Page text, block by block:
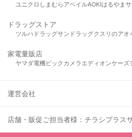
ユニクロ しまむら アベイルAOKIはるやま
ドラッグストア
ツルハドラッグサンドラッグクスリのアオ
家電量販店
ヤマダ電機ビックカメラ エディオンケーズ
運営会社
店舗・販促ご担当者様：チラシプラス